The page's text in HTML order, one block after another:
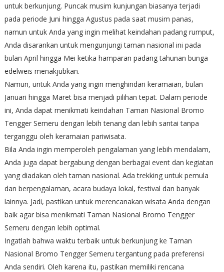
untuk berkunjung. Puncak musim kunjungan biasanya terjadi
pada periode Juni hingga Agustus pada saat musim panas,
namun untuk Anda yang ingin melihat keindahan padang rumput,
Anda disarankan untuk mengunjungi taman nasional ini pada
bulan April hingga Mei ketika hamparan padang tahunan bunga
edelweis menakjubkan.
Namun, untuk Anda yang ingin menghindari keramaian, bulan
Januari hingga Maret bisa menjadi pilihan tepat. Dalam periode
ini, Anda dapat menikmati keindahan Taman Nasional Bromo
Tengger Semeru dengan lebih tenang dan lebih santai tanpa
terganggu oleh keramaian pariwisata.
Bila Anda ingin memperoleh pengalaman yang lebih mendalam,
Anda juga dapat bergabung dengan berbagai event dan kegiatan
yang diadakan oleh taman nasional. Ada trekking untuk pemula
dan berpengalaman, acara budaya lokal, festival dan banyak
lainnya. Jadi, pastikan untuk merencanakan wisata Anda dengan
baik agar bisa menikmati Taman Nasional Bromo Tengger
Semeru dengan lebih optimal.
Ingatlah bahwa waktu terbaik untuk berkunjung ke Taman
Nasional Bromo Tengger Semeru tergantung pada preferensi
Anda sendiri. Oleh karena itu, pastikan memiliki rencana